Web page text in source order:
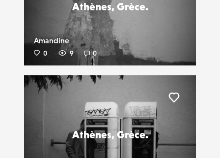
Athènes, Grèce.
Amandine
0 9 0
Athènes, Grèce.